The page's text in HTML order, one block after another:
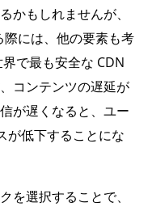
かもしれませんが、
には、他の要素も考
で最も安全な CDN
コンテンツの遅延が
が遅くなると、ユー
が低下することにな
を選択することで、